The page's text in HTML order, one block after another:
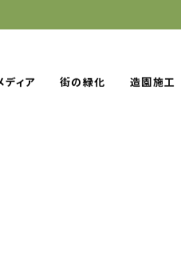
ディア 街の緑化 造園施工